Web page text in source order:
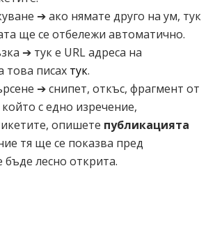
➔ ако нямате друго на ум, тук
ще се отбележи автоматично.
➔ тук е URL адреса на
това писах тук.
➔ снипет, откъс, фрагмент от
с едно изречение,
опишете публикацията
тя ще се показва пред
лесно открита.